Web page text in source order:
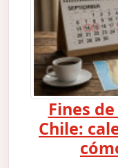
Fines
Chile: